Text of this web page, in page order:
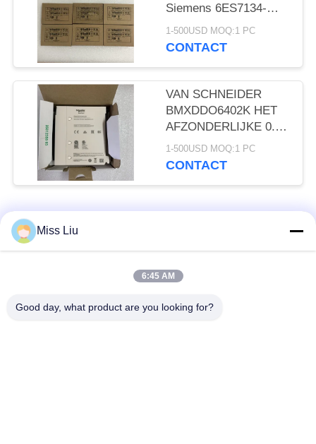
Siemens 6ES7134-
4GB11-0AB0 1
NIEUWE JAARgarantie
1-500USD MOQ:1 PC
CONTACT
VAN SCHNEIDER
BMXDDO6402K HET
AFZONDERLIJKE 0.1A
24VDC IN VASTE
TOESTAND VAN DE
1-500USD MOQ:1 PC
CONTACT
populaire categorieën
AC servomotor
Miss Liu
6:45 AM
Good day, what product are you looking for?